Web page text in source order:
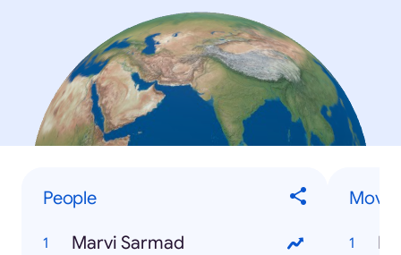
People
Marvi Sarmad